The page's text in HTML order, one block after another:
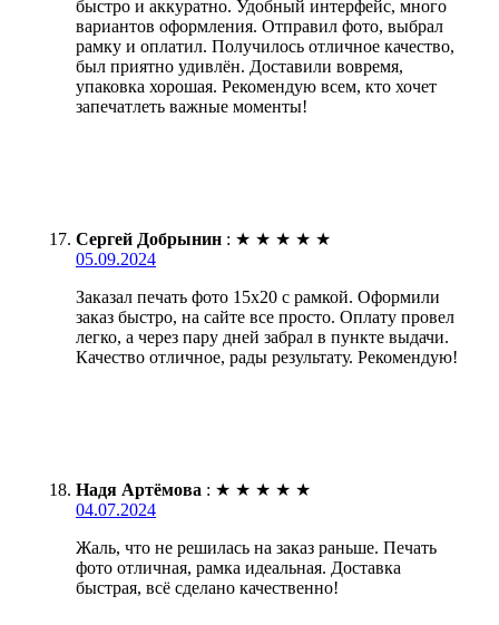
быстро и аккуратно. Удобный интерфейс, много
вариантов оформления. Отправил фото, выбрал
рамку и оплатил. Получилось отличное качество,
был приятно удивлён. Доставили вовремя,
упаковка хорошая. Рекомендую всем, кто хочет
запечатлеть важные моменты!
Сергей Добрынин : ★ ★ ★ ★ ★
05.09.2024
Заказал печать фото 15х20 с рамкой. Оформили
заказ быстро, на сайте все просто. Оплату провел
легко, а через пару дней забрал в пункте выдачи.
Качество отличное, рады результату. Рекомендую!
Надя Артёмова : ★ ★ ★ ★ ★
04.07.2024
Жаль, что не решилась на заказ раньше. Печать
фото отличная, рамка идеальная. Доставка
быстрая, всё сделано качественно!